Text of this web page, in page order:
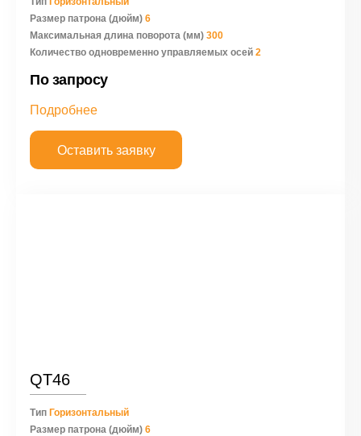
Размер патрона (дюйм) 6
Максимальная длина поворота (мм) 300
Количество одновременно управляемых осей 2
По запросу
Подробнее
Оставить заявку
QT46
Тип Горизонтальный
Размер патрона (дюйм) 6